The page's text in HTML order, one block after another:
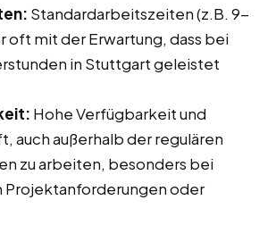
Standardarbeitszeiten (z.B. 9-
oft mit der Erwartung, dass bei
in Stuttgart geleistet
Hohe Verfügbarkeit und
auch außerhalb der regulären
zu arbeiten, besonders bei
Projektanforderungen oder